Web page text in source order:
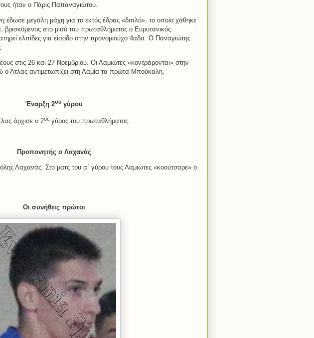
ήταν ο Πάρις Παπαναγιώτου.
έδωσε μεγάλη μάχη για το εκτός έδρας «διπλό», το οποίο χάθηκε
βρισκόμενος στο μισό του πρωταθλήματος ο Ευρυτανικός
ελπίδες για είσοδο στην προνομιούχο 4αδα. Ο Παναγιώτης
στις 26 και 27 Νοεμβρίου. Οι Λαμιώτες «κοντράρονται» στην
Άτλας αντιμετωπίζει στη Λαμία τα πρώτα Μπούκαλη.
Έναρξη 2ουγύρου
άρχισε ο 2ος γύρος του πρωταθλήματος.
Προπονητής ο Λαχανάς
Λαχανάς. Στο ματς του α΄ γύρου τους Λαμιώτες «κοούτσαρε» ο
Οι συνήθεις πρώτοι